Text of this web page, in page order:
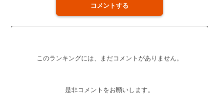
コメントする
このランキングには、まだコメントがありません。
是非コメントをお願いします。